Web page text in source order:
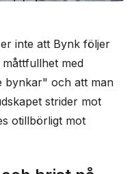
inte att Bynk följer
med
bynkar" och att man
strider mot
otillbörligt mot